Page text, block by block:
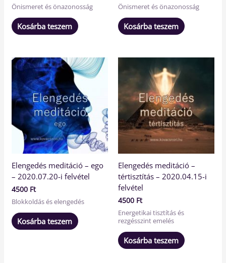
Önismeret és önazonosság
Kosárba teszem
Önismeret és önazonosság
Kosárba teszem
Elengedés meditáció – ego
– 2020.07.20-i felvétel
4500 Ft
Blokkoldás és elengedés
Kosárba teszem
Elengedés meditáció –
tértisztítás – 2020.04.15-i
felvétel
4500 Ft
Energetikai tisztítás és
rezgésszint emelés
Kosárba teszem